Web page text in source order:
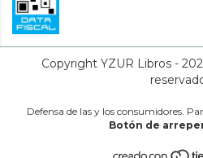
Copyright YZUR Libros -
Defensa de las y los consumidores.
Botón de